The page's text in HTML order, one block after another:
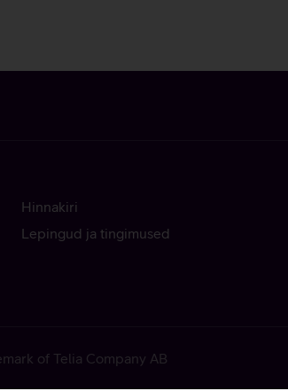
Hinnakiri
Lepingud ja tingimused
of Telia Company AB